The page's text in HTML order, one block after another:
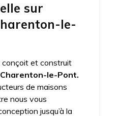
sur
le-
conçoit et construit
Charenton-le-Pont.
de maisons
nous vous
jusqu’à la